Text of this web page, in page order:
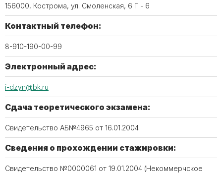
156000, Кострома, ул. Смоленская, 6 Г - 6
Контактный телефон:
8-910-190-00-99
Электронный адрес:
i-dzyn@bk.ru
Сдача теоретического экзамена:
Свидетельство АБ№4965 от 16.01.2004
Сведения о прохождении стажировки:
Свидетельство №0000061 от 19.01.2004 (Некоммерчское